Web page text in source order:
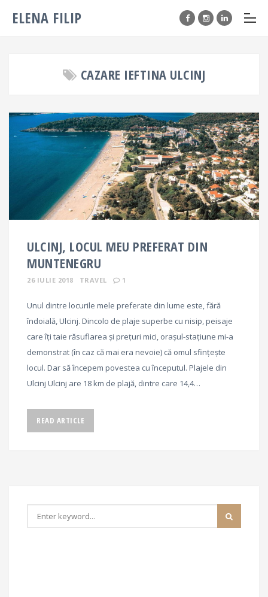
ELENA FILIP
CAZARE IEFTINA ULCINJ
ULCINJ, LOCUL MEU PREFERAT DIN
MUNTENEGRU
26 IULIE 2018 TRAVEL 1
Unul dintre locurile mele preferate din lume este, fără
îndoială, Ulcinj. Dincolo de plaje superbe cu nisip, peisaje
care îți taie răsuflarea și prețuri mici, orașul-stațiune mi-a
demonstrat (în caz că mai era nevoie) că omul sfințește
locul. Dar să începem povestea cu începutul. Plajele din
Ulcinj Ulcinj are 18 km de plajă, dintre care 14,4…
READ ARTICLE